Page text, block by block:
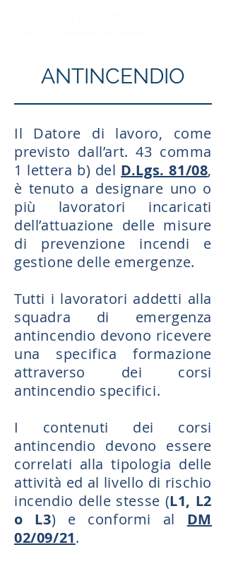
ANTINCENDIO
Il Datore di lavoro, come
previsto dall’art. 43 comma
1 lettera b) del D.Lgs. 81/08,
è tenuto a designare uno o
più lavoratori incaricati
dell’attuazione delle misure
di prevenzione incendi e
gestione delle emergenze.
Tutti i lavoratori addetti alla
squadra di emergenza
antincendio devono ricevere
una specifica formazione
attraverso dei corsi
antincendio specifici.
I contenuti dei corsi
antincendio devono essere
correlati alla tipologia delle
attività ed al livello di rischio
incendio delle stesse (L1, L2
o L3) e conformi al DM
02/09/21.